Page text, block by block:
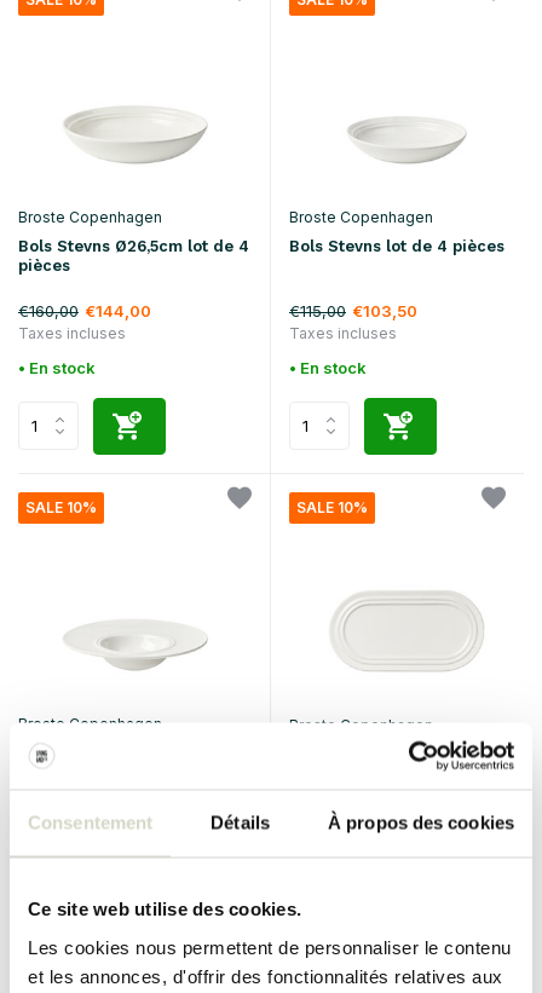
Consentement Détails À propos des cookies
Ce site web utilise des cookies.
Les cookies nous permettent de personnaliser le contenu
et les annonces, d'offrir des fonctionnalités relatives aux
Broste Copenhagen
Bols Stevns Ø26,5cm lot de 4
pièces
€160,00 €144,00
Taxes incluses
• En stock
Broste Copenhagen
Bols Stevns lot de 4 pièces
€115,00 €103,50
Taxes incluses
• En stock
SALE 10%
Broste Copenhagen
Assiettes à pâtes Stevns lot
de 4 pièces
€190,00 €171,00
SALE 10%
Broste Copenhagen
Assiettes ovales Stevns lot
€130,00 €117,00